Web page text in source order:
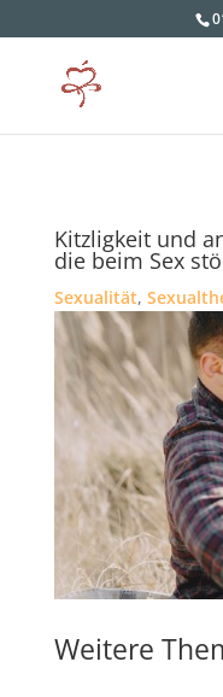
Kitzligkeit und
die beim Sex
Sexualität,
Weitere